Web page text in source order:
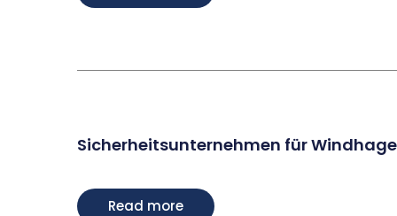
Sicherheitsunternehmen für
Read more